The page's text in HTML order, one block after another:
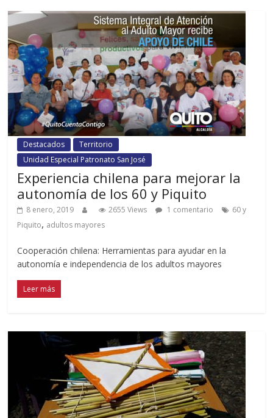
Destacados
Territorio
Unidad Especial Patronato San José
Experiencia chilena para mejorar la
autonomía de los 60 y Piquito
8 enero, 2019 2655 Views 1 comentario
60 y
Piquito, adultos mayores
Cooperación chilena: Herramientas para ayudar en la
autonomía e independencia de los adultos mayores
Leer más